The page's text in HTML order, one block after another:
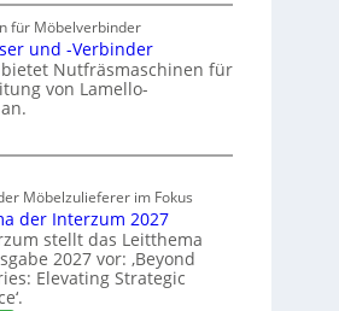
für Möbelverbinder
und -Verbinder
Nutfräsmaschinen für
von Lamello-
Möbelzulieferer im Fokus
der Interzum 2027
stellt das Leitthema
2027 vor: ‚Beyond
Elevating Strategic